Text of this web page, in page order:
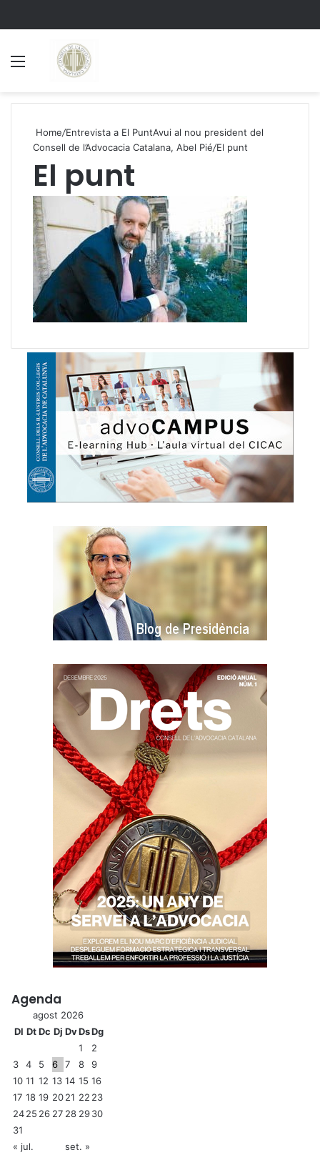
Home/Entrevista a El PuntAvui al nou president del
Consell de l’Advocacia Catalana, Abel Pié/El punt
El punt
Agenda
agost 2026
Dl DtDc Dj DvDsDg
1
2
3
4 5 6 7 8
9
10 11 12 13 14 15 16
17 18 19 2021 22 23
2425 26 27 28 2930
31
« jul.
set. »